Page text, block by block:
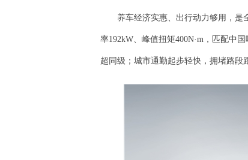
养车经济实惠、出行动力够用，是
率192kW、峰值扭矩400N·m，匹配中
超同级；城市通勤起步轻快，拥堵路段